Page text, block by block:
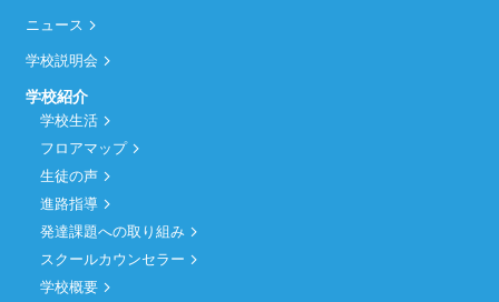
ニュース
学校説明会
学校紹介
学校生活
フロアマップ
生徒の声
進路指導
発達課題への取り組み
スクールカウンセラー
学校概要